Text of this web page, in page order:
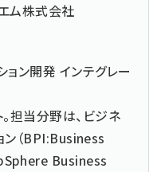
ム株式会社
ョン開発 インテグレー
。担当分野は、ビジネ
ン（BPI:Business
Business